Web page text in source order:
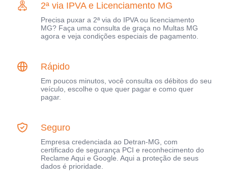
2ª via IPVA e Licenciamento MG
Precisa puxar a 2ª via do IPVA ou licenciamento
MG? Faça uma consulta de graça no Multas MG
agora e veja condições especiais de pagamento.
Rápido
Em poucos minutos, você consulta os débitos do seu
veículo, escolhe o que quer pagar e como quer
pagar.
Seguro
Empresa credenciada ao Detran-MG, com
certificado de segurança PCI e reconhecimento do
Reclame Aqui e Google. Aqui a proteção de seus
dados é prioridade.